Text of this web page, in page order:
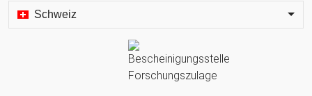
Schweiz